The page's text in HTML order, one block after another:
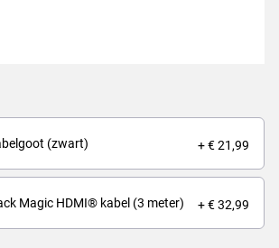
(zwart) + € 21,99
Magic HDMI® kabel (3 meter) + € 32,99